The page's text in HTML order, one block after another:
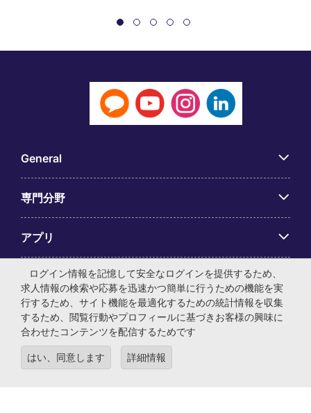
General
専門分野
アプリ
Employer Centre
© マイケル・ペイジ・インターナショナル・ジャパン株式会
社 法人番号：0104-01-043253 本社所在地：〒105-0001 東
ログイン情報を記憶して安全なログインを提供するため、
求人情報の検索や応募を迅速かつ簡単に行うための機能を実
行するため、サイト機能を最適化するための統計情報を収集
するため、閲覧行動やプロフィールに基づきお客様の興味に
合わせたコンテンツを配信するためです
はい、同意します 詳細情報